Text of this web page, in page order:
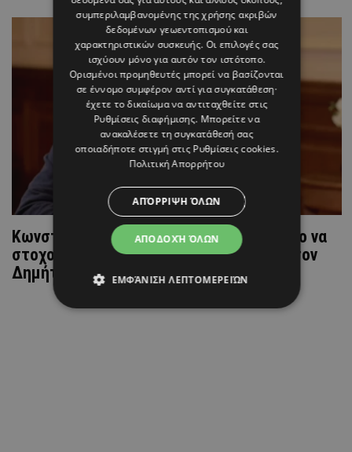
Κωνσταντίνος Μαρκουλάκης: «Ήταν άδικο να
στοχοποιούμαι λόγω της φιλίας μου με τον
Δημήτρη Λιγνάδη»
συμπεριλαμβανομένης της χρήσης ακριβών
δεδομένων γεωεντοπισμού και
χαρακτηριστικών συσκευής. Οι επιλογές σας
ισχύουν μόνο για αυτόν τον ιστότοπο.
Ορισμένοι προμηθευτές μπορεί να βασίζονται
σε έννομο συμφέρον αντί για συγκατάθεση·
έχετε το δικαίωμα να αντιταχθείτε στις
Ρυθμίσεις διαφήμισης. Μπορείτε να
ανακαλέσετε τη συγκατάθεσή σας
οποιαδήποτε στιγμή στιςΡυθμίσεις cookies.
Πολιτική Απορρήτου
ΑΠΟΔΟΧΉ ΌΛΩΝ
ΑΠΌΡΡΙΨΗ ΌΛΩΝ
ΕΜΦΆΝΙΣΗ ΛΕΠΤΟΜΕΡΕΙΏΝ